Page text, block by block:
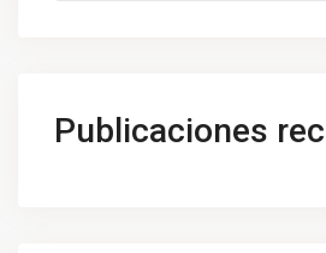
Publicaciones